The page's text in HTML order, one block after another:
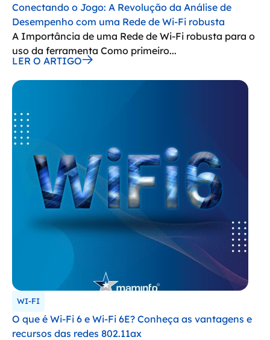
Conectando o Jogo: A Revolução da Análise de
Desempenho com uma Rede de Wi-Fi robusta
A Importância de uma Rede de Wi-Fi robusta para o
uso da ferramenta Como primeiro...
LER O ARTIGO
WI-FI
O que é Wi-Fi 6 e Wi-Fi 6E? Conheça as vantagens e
recursos das redes 802.11ax